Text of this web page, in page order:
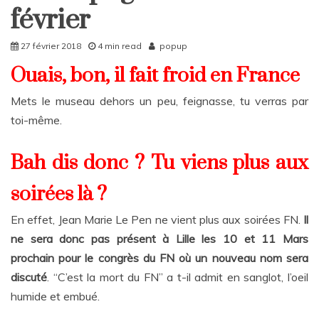
Rattrapages
février
27 février 2018 4 min read popup
Ouais, bon, il fait froid en France
Mets le museau dehors un peu, feignasse, tu verras par
toi-même.
Bah dis donc ? Tu viens plus aux
soirées là ?
En effet, Jean Marie Le Pen ne vient plus aux soirées FN. Il
ne sera donc pas présent à Lille les 10 et 11 Mars
prochain pour le congrès du FN où un nouveau nom sera
discuté. “C’est la mort du FN” a t-il admit en sanglot, l’oeil
humide et embué.